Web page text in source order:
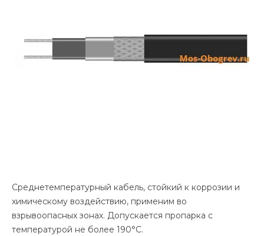
Среднетемпературный кабель, стойкий к коррозии и
химическому воздействию, применим во
взрывоопасных зонах. Допускается пропарка с
температурой не более 190°С.